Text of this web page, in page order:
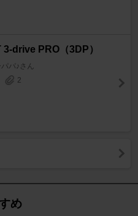
3-drive PRO（3DP）
パ♪さん
2
め